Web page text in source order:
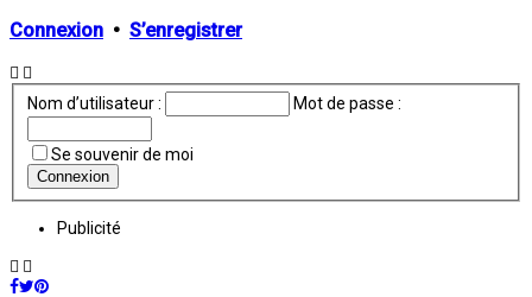
Connexion • S’enregistrer
Nom d’utilisateur : Mot de passe :
Se souvenir de moi
Publicité